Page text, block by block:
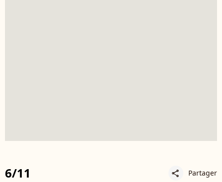
6/11 share Partager